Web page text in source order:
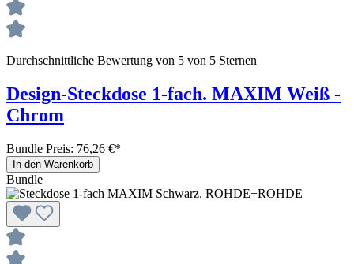
Durchschnittliche Bewertung von 5 von 5 Sternen
Design-Steckdose 1-fach. MAXIM Weiß -
Chrom
Bundle Preis: 76,26 €*
In den Warenkorb
Bundle